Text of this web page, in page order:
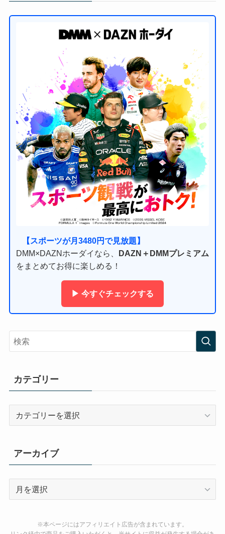
【スポーツが月3480円で見放題】
DMM×DAZNホーダイなら、
DAZN＋DMMプレミアム
をまとめてお得に楽しめる！
▶ 今すぐチェックする
カテゴリー
リ
ー
アーカイブ
※本ページにはアフィリエイト広告が含まれています。